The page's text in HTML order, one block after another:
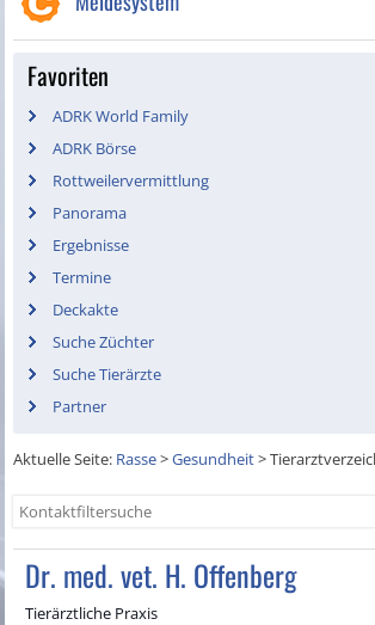
Favoriten
ADRK World Family
ADRK Börse
Rottweilervermittlung
Panorama
Ergebnisse
Termine
Deckakte
Suche Züchter
Suche Tierärzte
Partner
Aktuelle Seite: Rasse>Gesundheit>
Dr. med. vet. H. Offenberg
Tierärztliche Praxis